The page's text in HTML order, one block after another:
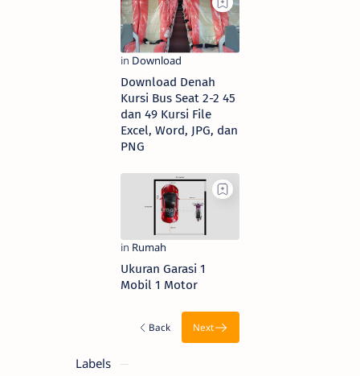
Download Denah
Kursi Bus Seat 2-2 45
dan 49 Kursi File
Excel, Word, JPG, dan
PNG
Ukuran Garasi 1
Mobil 1 Motor
Labels